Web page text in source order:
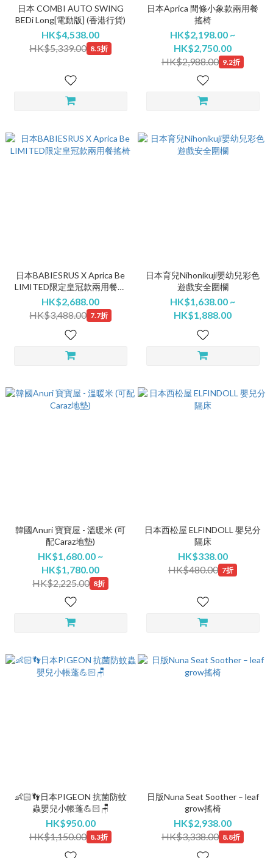
日本 COMBI AUTO SWING
BEDi Long[電動版] (香港行貨)
HK$4,538.00
HK$5,339.00 8.5折
日本Aprica 間條小象款兩用餐
搖椅
HK$2,198.00 ~
HK$2,750.00
HK$2,988.00 9.2折
日本BABIESRUS X Aprica Be
LIMITED限定皇冠款兩用餐搖
椅
HK$2,688.00
HK$3,488.00 7.7折
日本育兒Nihonikuji嬰幼兒彩色
遊戲安全圍欄
HK$1,638.00 ~
HK$1,888.00
韓國Anuri 寶寶屋 - 溫暖米 (可
配Caraz地墊)
HK$1,680.00 ~
HK$1,780.00
HK$2,225.00 8折
日本西松屋 ELFINDOLL 嬰兒分
隔床
HK$338.00
HK$480.00 7折
👶🏻👣日本PIGEON 抗菌防蚊
蟲嬰兒小帳蓬💪🏻🪑
HK$950.00
HK$1,150.00 8.3折
日版Nuna Seat Soother – leaf
grow搖椅
HK$2,938.00
HK$3,338.00 8.8折